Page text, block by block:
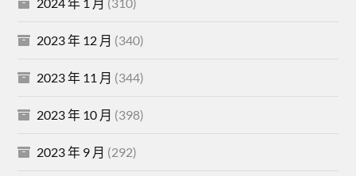
2023 年 12 月 (340)
2023 年 11 月 (344)
2023 年 10 月 (398)
2023 年 9 月 (292)